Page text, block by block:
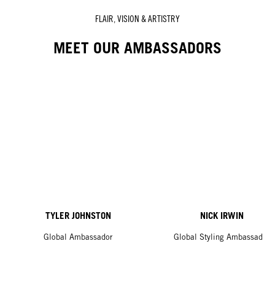
FLAIR, VISION & ARTISTRY
MEET OUR AMBASSADORS
TYLER JOHNSTON
Global Ambassador
NICK IRWIN
Global Styling Ambassador